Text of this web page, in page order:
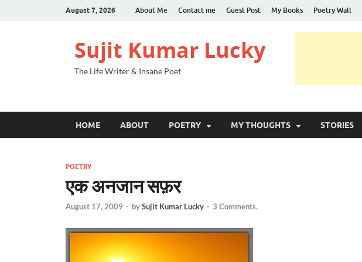
August 7, 2026 About Me Contact me Guest Post My Books Poetry Wall
Sujit Kumar Lucky
The Life Writer & Insane Poet
HOME ABOUT POETRY MY THOUGHTS STORIES
POETRY
एक अनजान सफ़र
August 17, 2009 - bySujit Kumar Lucky - 3 Comments.